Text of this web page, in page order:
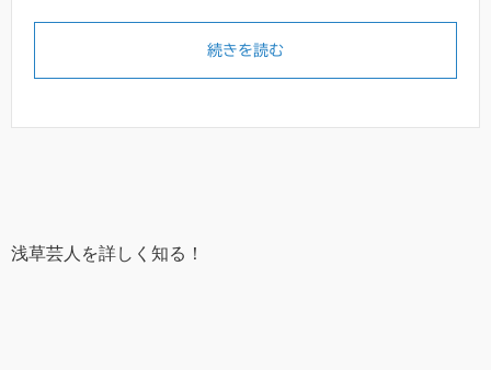
続きを読む
浅草芸人を詳しく知る！